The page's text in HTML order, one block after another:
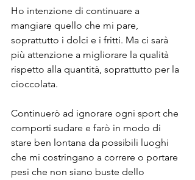
Ho intenzione di continuare a
mangiare quello che mi pare,
soprattutto i dolci e i fritti. Ma ci sarà
più attenzione a migliorare la qualità
rispetto alla quantità, soprattutto per la
cioccolata.
Continuerò ad ignorare ogni sport che
comporti sudare e farò in modo di
stare ben lontana da possibili luoghi
che mi costringano a correre o portare
pesi che non siano buste dello